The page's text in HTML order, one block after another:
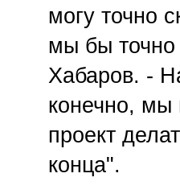
могу точно
мы бы точно
Хабаров. -
конечно, мы
проект
конца".